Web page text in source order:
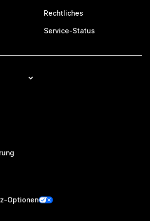
Rechtliches
Service-Status
Optionen